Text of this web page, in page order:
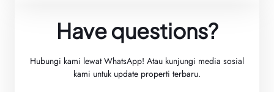
Have questions?
Hubungi kami lewat WhatsApp! Atau kunjungi media sosial
kami untuk update properti terbaru.